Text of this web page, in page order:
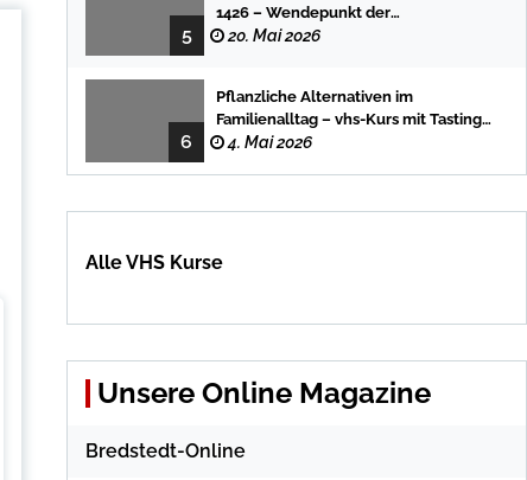
5
1426 – Wendepunkt der
Landesgeschichte
20. Mai 2026
6
Pflanzliche Alternativen im
Familienalltag – vhs-Kurs mit Tasting
und einfachen DIY-Rezepten
4. Mai 2026
Alle VHS Kurse
Unsere Online Magazine
Bredstedt-Online